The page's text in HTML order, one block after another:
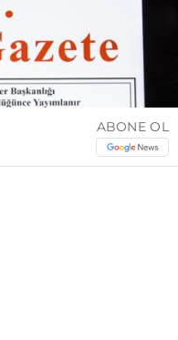
ABONE OL